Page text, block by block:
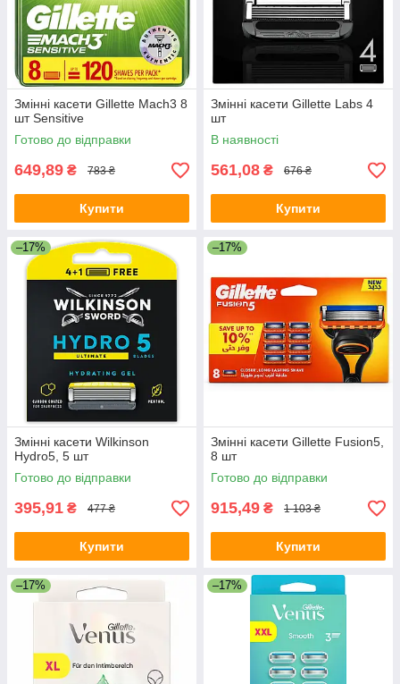
Змінні касети Gillette Mach3 8
шт Sensitive
Готово до відправки
649,89 ₴ 783 ₴
Купити
Змінні касети Gillette Labs 4
шт
В наявності
561,08 ₴ 676 ₴
Купити
–17%
Змінні касети Wilkinson
Hydro5, 5 шт
Готово до відправки
395,91 ₴ 477 ₴
Купити
–17%
Змінні касети Gillette Fusion5,
8 шт
Готово до відправки
915,49 ₴ 1 103 ₴
Купити
–17% –17%